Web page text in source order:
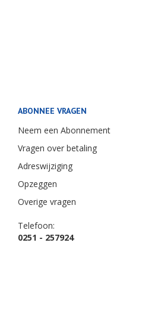
ABONNEE VRAGEN
Neem een Abonnement
Vragen over betaling
Adreswijziging
Opzeggen
Overige vragen
Telefoon:
0251 - 257924